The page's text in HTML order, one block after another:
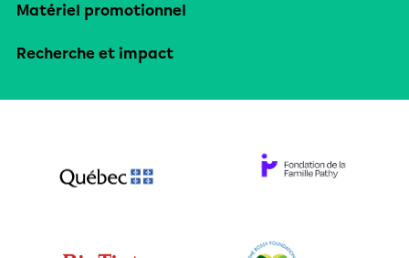
Matériel promotionnel
Recherche et impact